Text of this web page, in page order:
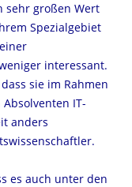
sehr großen Wert
Spezialgebiet
interessant.
sie im Rahmen
IT-
anders
es auch unter den